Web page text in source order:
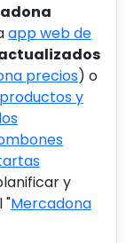
app web de
precios) o
y
y
"Mercadona